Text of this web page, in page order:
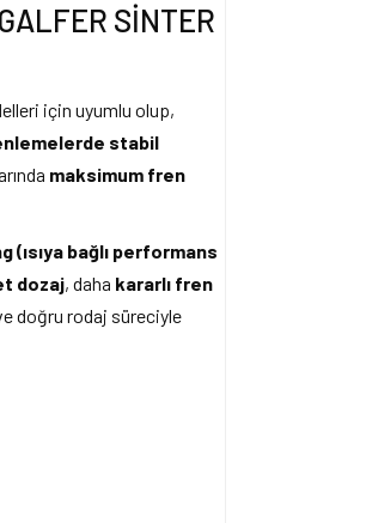
SİNTER
için uyumlu olup,
stabil
maksimum fren
(ısıya bağlı performans
dozaj, daha kararlı fren
doğru rodaj süreciyle